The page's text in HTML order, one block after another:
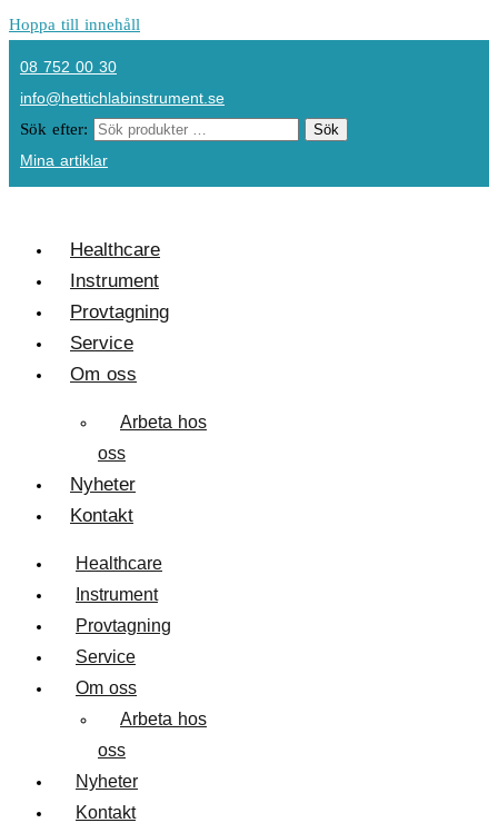
Hoppa till innehåll
08 752 00 30
info@hettichlabinstrument.se
Sök efter:
Sök
Mina artiklar
Healthcare
Instrument
Provtagning
Service
Om oss
Arbeta hos
oss
Nyheter
Kontakt
Healthcare
Instrument
Provtagning
Service
Om oss
Arbeta hos
oss
Nyheter
Kontakt